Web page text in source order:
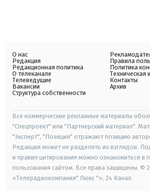
О нас
Редакция
Редакционная политика
О телеканале
Телеведущие
Вакансии
Структура собственности
Правила
Политика
Техническая
Контакты
Архив
Все коммерческие рекламные материалы
"Спецпроект" или "Партнерский материал".
"Эксперт", "Позиция" отражают позицию
Редакция может не разделять их взглядов.
и правил цитирования можно ознакомиться в
пользования сайтом. Все права защищены. ©
«Телерадиокомпания" Люкс "», 24 Канал.